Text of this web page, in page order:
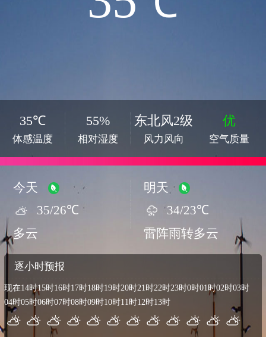
35℃
体感温度
55%
相对湿度
东北风2级
风力风向
优
空气质量
今天
35/26℃
多云
明天
34/23℃
雷阵雨转多云
逐小时预报
现在14时15时16时17时18时19时20时21时22时23时0时01时02时03时
04时05时06时07时08时09时10时11时12时13时